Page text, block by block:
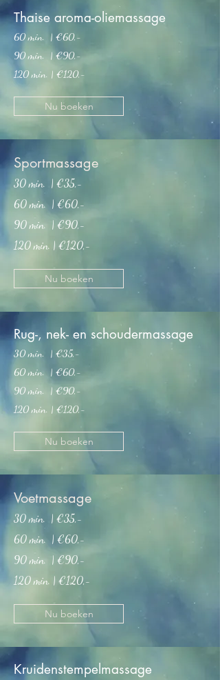
Thaise aroma-oliemassage
60 min. | €60,-
90 min. | €90,-
120 min. | €120,-
Nu boeken
Sportmassage
30 min. | €35,-
60 min. | €60,-
90 min. | €90,-
120 min. | €120,-
Nu boeken
Rug-, nek- en schoudermassage
30 min. | €35,-
60 min. | €60,-
90 min. | €90,-
120 min. | €120,-
Nu boeken
Voetmassage
30 min. | €35,-
60 min. | €60,-
90 min. | €90,-
120 min. | €120,-
Nu boeken
Kruidenstempelmassage